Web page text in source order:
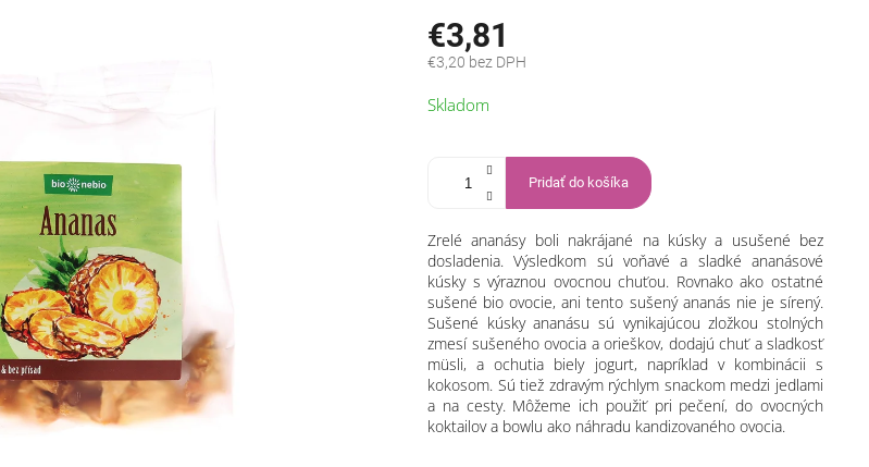
€3,81
€3,20 bez DPH
cena:
Skladom
Pridať do košíka
Zrelé ananásy boli nakrájané na kúsky a usušené bez
dosladenia. Výsledkom sú voňavé a sladké ananásové
kúsky s výraznou ovocnou chuťou. Rovnako ako ostatné
sušené bio ovocie, ani tento sušený ananás nie je sírený.
Sušené kúsky ananásu sú vynikajúcou zložkou stolných
zmesí sušeného ovocia a orieškov, dodajú chuť a sladkosť
müsli, a ochutia biely jogurt, napríklad v kombinácii s
kokosom. Sú tiež zdravým rýchlym snackom medzi jedlami
a na cesty. Môžeme ich použiť pri pečení, do ovocných
koktailov a bowlu ako náhradu kandizovaného ovocia.